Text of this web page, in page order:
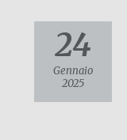
24
Gennaio
2025